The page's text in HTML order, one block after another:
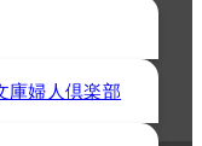
庫婦人倶楽部